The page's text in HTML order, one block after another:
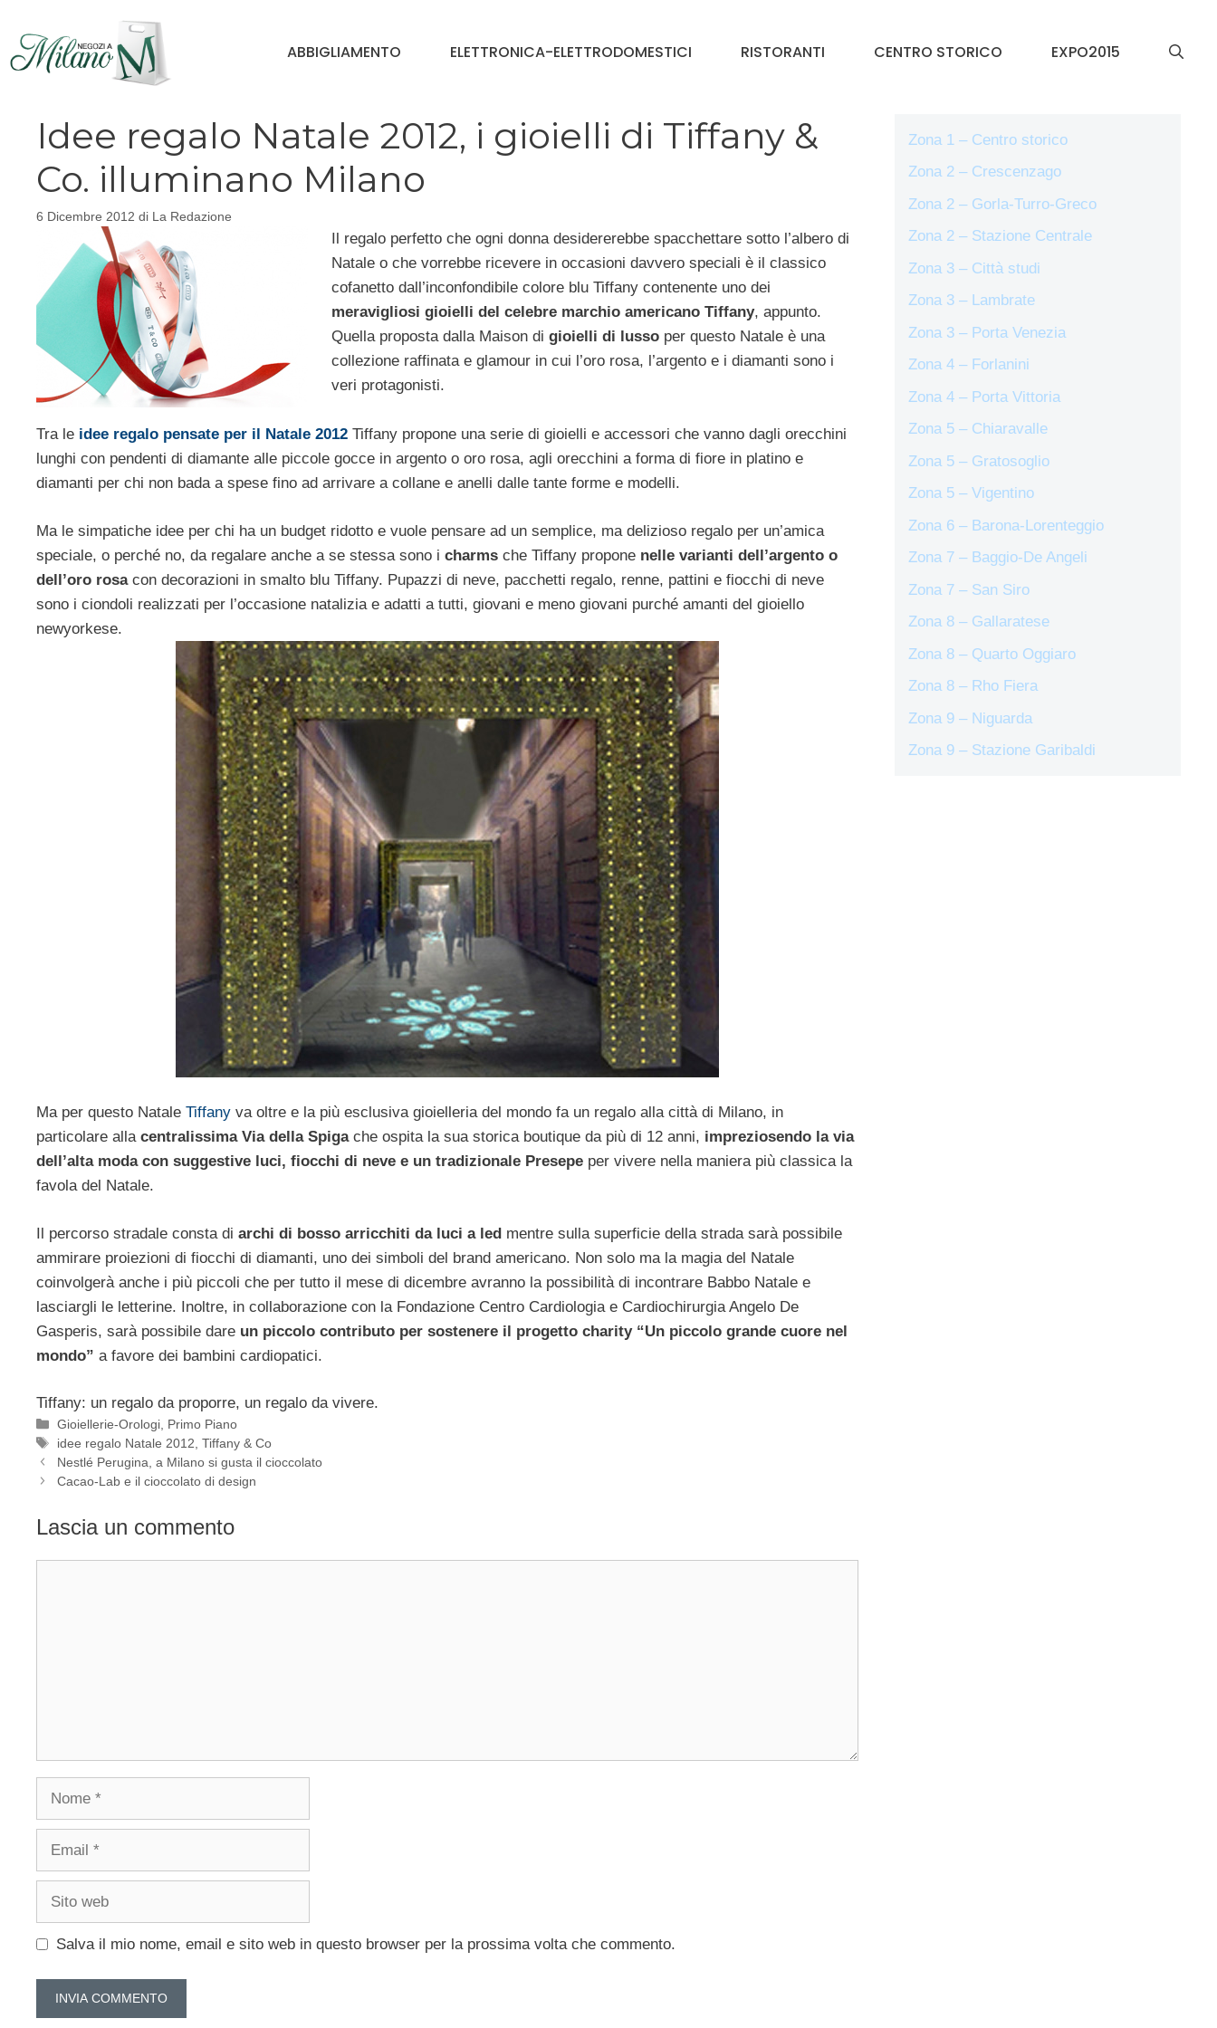
contenuto
ABBIGLIAMENTO ELETTRONICA-ELETTRODOMESTICI RISTORANTI CENTRO STORICO EXPO2015
Idee regalo Natale 2012, i gioielli di Tiffany &
Co. illuminano Milano
6 Dicembre 2012 di La Redazione
Il regalo perfetto che ogni donna desidererebbe spacchettare sotto l’albero di
Natale o che vorrebbe ricevere in occasioni davvero speciali è il classico
cofanetto dall’inconfondibile colore blu Tiffany contenente uno dei
meravigliosi gioielli del celebre marchio americano Tiffany, appunto.
Quella proposta dalla Maison di gioielli di lussoper questo Natale è una
collezione raffinata e glamour in cui l’oro rosa, l’argento e i diamanti sono i
veri protagonisti.
Tra le idee regalo pensate per il Natale 2012 Tiffany propone una serie di gioielli e accessori che vanno dagli orecchini
lunghi con pendenti di diamante alle piccole gocce in argento o oro rosa, agli orecchini a forma di fiore in platino e
diamanti per chi non bada a spese fino ad arrivare a collane e anelli dalle tante forme e modelli.
Ma le simpatiche idee per chi ha un budget ridotto e vuole pensare ad un semplice, ma delizioso regalo per un’amica
speciale, o perché no, da regalare anche a se stessa sono i charms che Tiffany propone nelle varianti dell’argento o
dell’oro rosacon decorazioni in smalto blu Tiffany. Pupazzi di neve, pacchetti regalo, renne, pattini e fiocchi di neve
sono i ciondoli realizzati per l’occasione natalizia e adatti a tutti, giovani e meno giovani purché amanti del gioiello
newyorkese.
Ma per questo Natale Tiffany va oltre e la più esclusiva gioielleria del mondo fa un regalo alla città di Milano, in
particolare alla centralissima Via della Spigache ospita la sua storica boutique da più di 12 anni, impreziosendo la via
dell’alta moda con suggestive luci, fiocchi di neve e un tradizionale Presepe per vivere nella maniera più classica la
favola del Natale.
Il percorso stradale consta di archi di bosso arricchiti da luci a led mentre sulla superficie della strada sarà possibile
ammirare proiezioni di fiocchi di diamanti, uno dei simboli del brand americano. Non solo ma la magia del Natale
coinvolgerà anche i più piccoli che per tutto il mese di dicembre avranno la possibilità di incontrare Babbo Natale e
lasciargli le letterine. Inoltre, in collaborazione con la Fondazione Centro Cardiologia e Cardiochirurgia Angelo De
Gasperis, sarà possibile dare un piccolo contributo per sostenere il progetto charity “Un piccolo grande cuore nel
mondo” a favore dei bambini cardiopatici.
Tiffany: un regalo da proporre, un regalo da vivere.
Categorie
Gioiellerie-Orologi Primo Piano
Tag
idee regalo Natale 2012 ,Tiffany & Co
Nestlé Perugina, a Milano si gusta il cioccolato
Cacao-Lab e il cioccolato di design
Lascia un commento
Salva il mio nome, email e sito web in questo browser per la prossima volta che commento.
Zona 1 – Centro storico
Zona 2 – Crescenzago
Zona 2 – Gorla-Turro-Greco
Zona 2 – Stazione Centrale
Zona 3 – Città studi
Zona 3 – Lambrate
Zona 3 – Porta Venezia
Zona 4 – Forlanini
Zona 4 – Porta Vittoria
Zona 5 – Chiaravalle
Zona 5 – Gratosoglio
Zona 5 – Vigentino
Zona 6 – Barona-Lorenteggio
Zona 7 – Baggio-De Angeli
Zona 7 – San Siro
Zona 8 – Gallaratese
Zona 8 – Quarto Oggiaro
Zona 8 – Rho Fiera
Zona 9 – Niguarda
Zona 9 – Stazione Garibaldi